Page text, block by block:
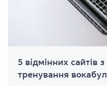
5 відмінних сайтів
тренування